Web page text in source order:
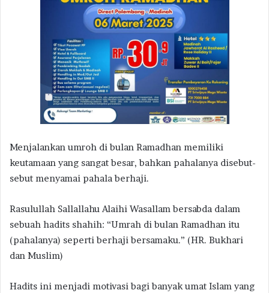
Menjalankan umroh di bulan Ramadhan memiliki
keutamaan yang sangat besar, bahkan pahalanya disebut-
sebut menyamai pahala berhaji.
Rasulullah Sallallahu Alaihi Wasallam bersabda dalam
sebuah hadits shahih: “Umrah di bulan Ramadhan itu
(pahalanya) seperti berhaji bersamaku.” (HR. Bukhari
dan Muslim)
Hadits ini menjadi motivasi bagi banyak umat Islam yang